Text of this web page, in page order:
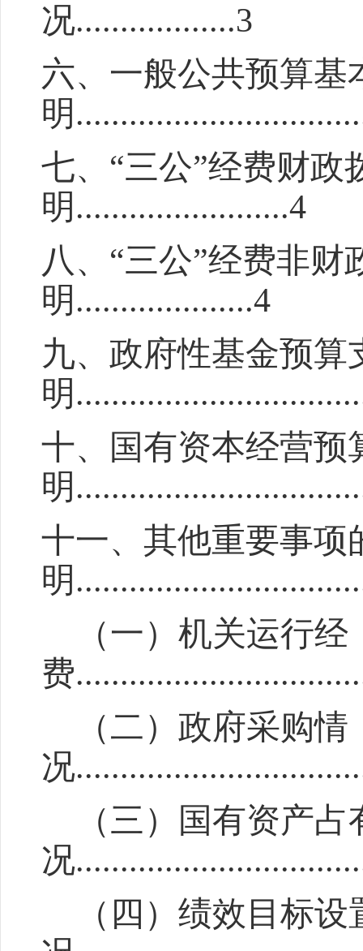
况..................3
六、一般公共预算基
明
七、“三公”经费财政
明........................4
八 、“三公”经费非财
明....................4
九、政府性基金预算
明
十、国有资本经营预
明
十一、其他重要事项
明
（一）机关运行经
费
（二）政府采购情
况
（三）国有资产
况
（四）绩效目标设